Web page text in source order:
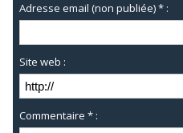
Adresse email (non publiée) * :
Site web :
Commentaire * :